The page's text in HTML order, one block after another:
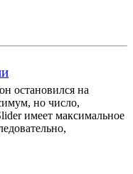
остановился на
но число,
имеет максимальное